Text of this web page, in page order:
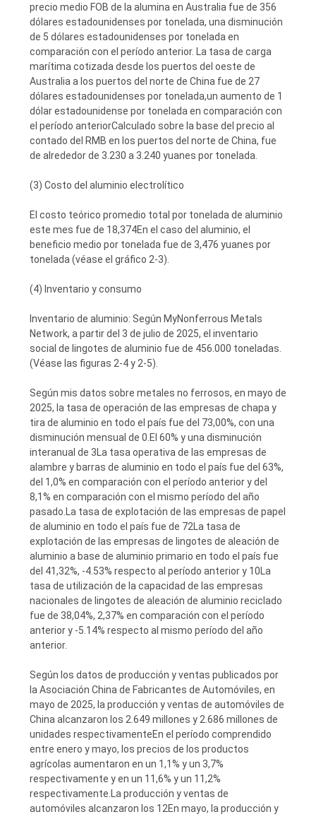
precio medio FOB de la alumina en Australia fue de 356
dólares estadounidenses por tonelada, una disminución
de 5 dólares estadounidenses por tonelada en
comparación con el período anterior. La tasa de carga
marítima cotizada desde los puertos del oeste de
Australia a los puertos del norte de China fue de 27
dólares estadounidenses por tonelada,un aumento de 1
dólar estadounidense por tonelada en comparación con
el período anteriorCalculado sobre la base del precio al
contado del RMB en los puertos del norte de China, fue
de alrededor de 3.230 a 3.240 yuanes por tonelada.
(3) Costo del aluminio electrolítico
El costo teórico promedio total por tonelada de aluminio
este mes fue de 18,374En el caso del aluminio, el
beneficio medio por tonelada fue de 3,476 yuanes por
tonelada (véase el gráfico 2-3).
(4) Inventario y consumo
Inventario de aluminio: Según MyNonferrous Metals
Network, a partir del 3 de julio de 2025, el inventario
social de lingotes de aluminio fue de 456.000 toneladas.
(Véase las figuras 2-4 y 2-5).
Según mis datos sobre metales no ferrosos, en mayo de
2025, la tasa de operación de las empresas de chapa y
tira de aluminio en todo el país fue del 73,00%, con una
disminución mensual de 0.El 60% y una disminución
interanual de 3La tasa operativa de las empresas de
alambre y barras de aluminio en todo el país fue del 63%,
del 1,0% en comparación con el período anterior y del
8,1% en comparación con el mismo período del año
pasado.La tasa de explotación de las empresas de papel
de aluminio en todo el país fue de 72La tasa de
explotación de las empresas de lingotes de aleación de
aluminio a base de aluminio primario en todo el país fue
del 41,32%, -4.53% respecto al período anterior y 10La
tasa de utilización de la capacidad de las empresas
nacionales de lingotes de aleación de aluminio reciclado
fue de 38,04%, 2,37% en comparación con el período
anterior y -5.14% respecto al mismo período del año
anterior.
Según los datos de producción y ventas publicados por
la Asociación China de Fabricantes de Automóviles, en
mayo de 2025, la producción y ventas de automóviles de
China alcanzaron los 2.649 millones y 2.686 millones de
unidades respectivamenteEn el período comprendido
entre enero y mayo, los precios de los productos
agrícolas aumentaron en un 1,1% y un 3,7%
respectivamente y en un 11,6% y un 11,2%
respectivamente.La producción y ventas de
automóviles alcanzaron los 12En mayo, la producción y